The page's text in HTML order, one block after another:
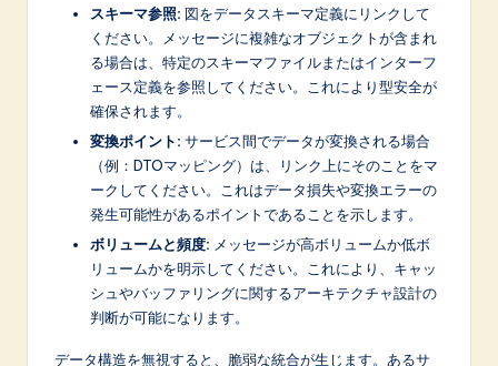
スキーマ参照: 図をデータスキーマ定義にリンクして
ください。メッセージに複雑なオブジェクトが含まれ
る場合は、特定のスキーマファイルまたはインターフ
ェース定義を参照してください。これにより型安全が
確保されます。
変換ポイント: サービス間でデータが変換される場合
（例：DTOマッピング）は、リンク上にそのことをマ
ークしてください。これはデータ損失や変換エラーの
発生可能性があるポイントであることを示します。
ボリュームと頻度: メッセージが高ボリュームか低ボ
リュームかを明示してください。これにより、キャッ
シュやバッファリングに関するアーキテクチャ設計の
判断が可能になります。
データ構造を無視すると、脆弱な統合が生じます。あるサ